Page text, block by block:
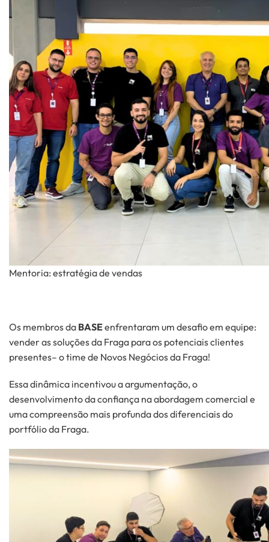
Mentoria: estratégia de vendas
Os membros da BASEenfrentaram um desafio em equipe:
vender as soluções da Fraga para os potenciais clientes
presentes– o time de Novos Negócios da Fraga!
Essa dinâmica incentivou a argumentação, o
desenvolvimento da confiança na abordagem comercial e
uma compreensão mais profunda dos diferenciais do
portfólio da Fraga.